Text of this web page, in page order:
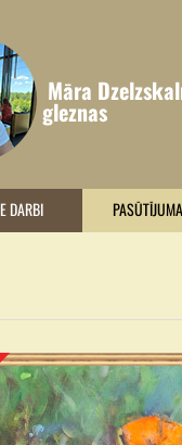
Māra
gleznas
DARBI